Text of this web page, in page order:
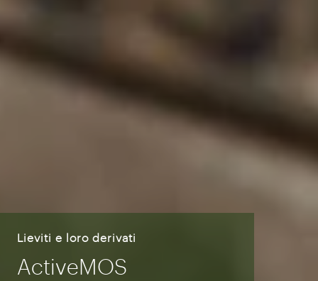
Lieviti e loro derivati
ActiveMOS